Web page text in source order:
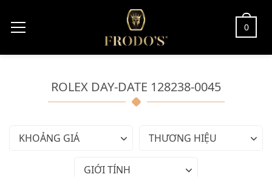
0
ROLEX DAY-DATE 128238-0045
KHOẢNG GIÁ THƯƠNG HIỆU
GIỚI TÍNH